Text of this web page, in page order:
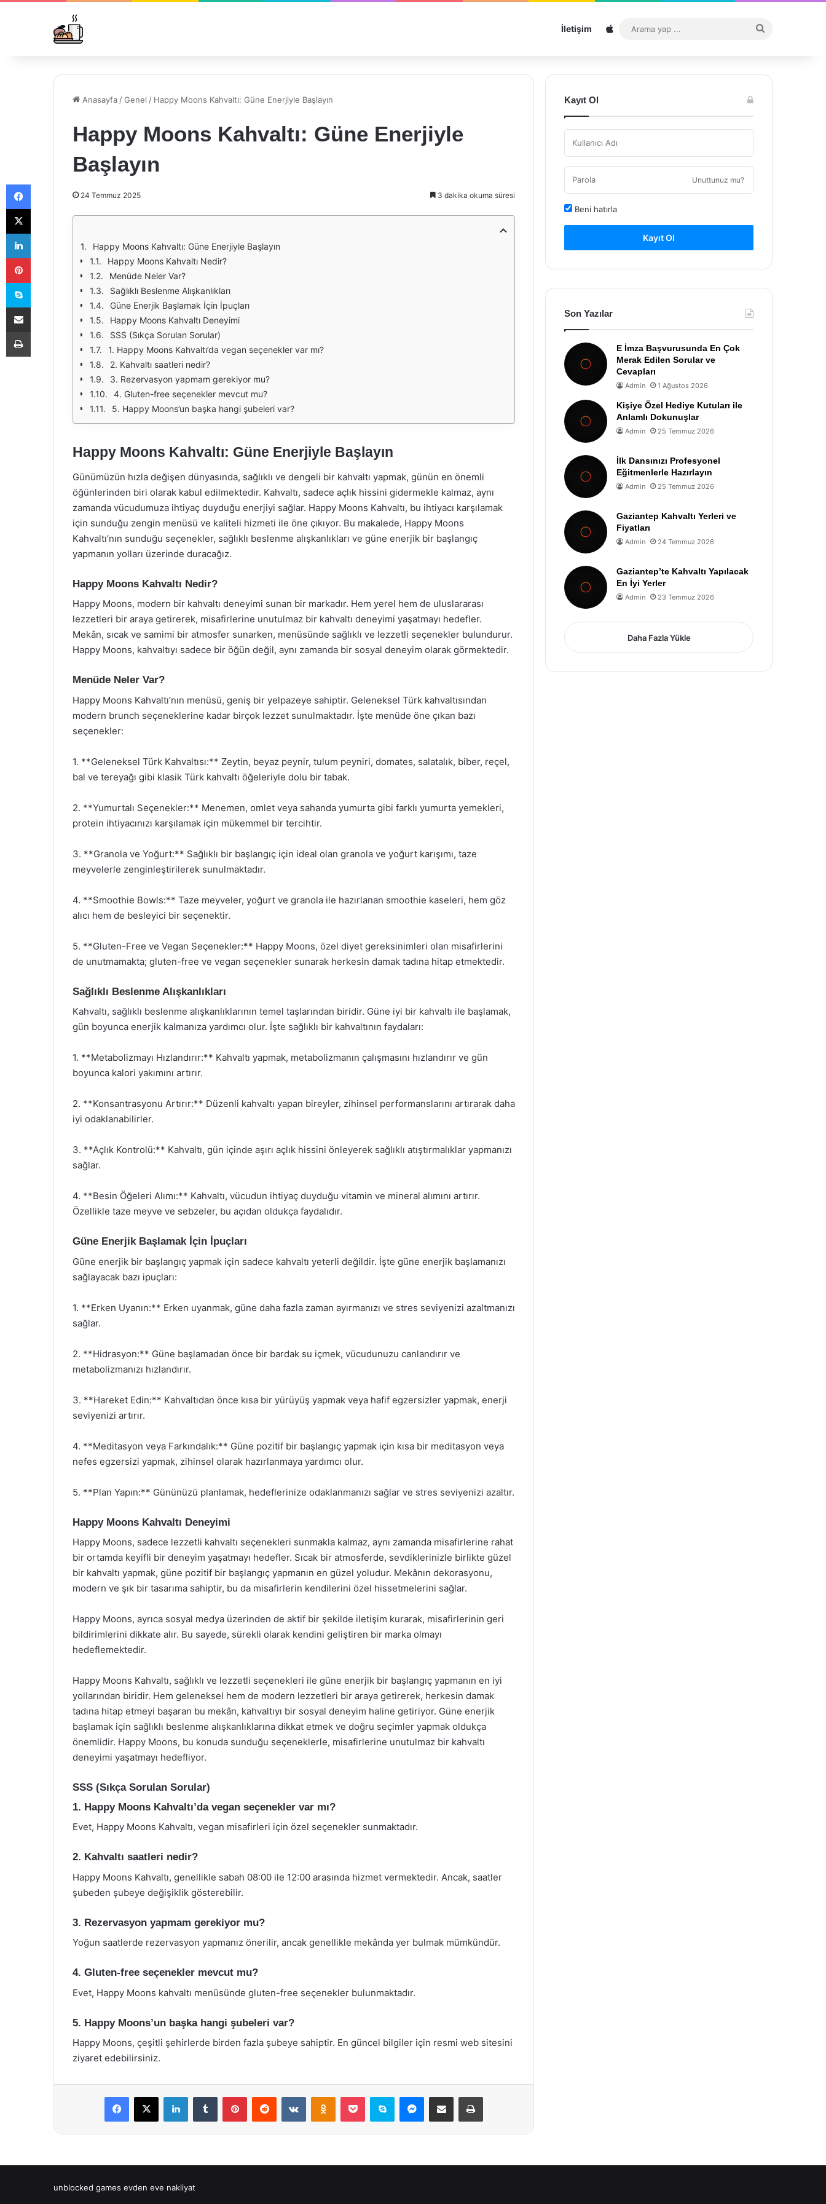
İletişim Sitemap
...
Anasayfa /Genel / Happy Moons Kahvaltı: Güne Enerjiyle Başlayın
Happy Moons Kahvaltı: Güne Enerjiyle
Başlayın
24 Temmuz 2025 3 dakika okuma süresi
Happy Moons Kahvaltı: Güne Enerjiyle Başlayın
Happy Moons Kahvaltı Nedir?
Menüde Neler Var?
Sağlıklı Beslenme Alışkanlıkları
Güne Enerjik Başlamak İçin İpuçları
Happy Moons Kahvaltı Deneyimi
SSS (Sıkça Sorulan Sorular)
1. Happy Moons Kahvaltı’da vegan seçenekler var mı?
2. Kahvaltı saatleri nedir?
3. Rezervasyon yapmam gerekiyor mu?
4. Gluten-free seçenekler mevcut mu?
5. Happy Moons’un başka hangi şubeleri var?
Happy Moons Kahvaltı: Güne Enerjiyle Başlayın
Günümüzün hızla değişen dünyasında, sağlıklı ve dengeli bir kahvaltı yapmak, günün en önemli
öğünlerinden biri olarak kabul edilmektedir. Kahvaltı, sadece açlık hissini gidermekle kalmaz, aynı
zamanda vücudumuza ihtiyaç duyduğu enerjiyi sağlar. Happy Moons Kahvaltı, bu ihtiyacı karşılamak
için sunduğu zengin menüsü ve kaliteli hizmeti ile öne çıkıyor. Bu makalede, Happy Moons
Kahvaltı’nın sunduğu seçenekler, sağlıklı beslenme alışkanlıkları ve güne enerjik bir başlangıç
yapmanın yolları üzerinde duracağız.
Happy Moons Kahvaltı Nedir?
Happy Moons, modern bir kahvaltı deneyimi sunan bir markadır. Hem yerel hem de uluslararası
lezzetleri bir araya getirerek, misafirlerine unutulmaz bir kahvaltı deneyimi yaşatmayı hedefler.
Mekân, sıcak ve samimi bir atmosfer sunarken, menüsünde sağlıklı ve lezzetli seçenekler bulundurur.
Happy Moons, kahvaltıyı sadece bir öğün değil, aynı zamanda bir sosyal deneyim olarak görmektedir.
Menüde Neler Var?
Happy Moons Kahvaltı’nın menüsü, geniş bir yelpazeye sahiptir. Geleneksel Türk kahvaltısından
modern brunch seçeneklerine kadar birçok lezzet sunulmaktadır. İşte menüde öne çıkan bazı
seçenekler:
1. **Geleneksel Türk Kahvaltısı:** Zeytin, beyaz peynir, tulum peyniri, domates, salatalık, biber, reçel,
bal ve tereyağı gibi klasik Türk kahvaltı öğeleriyle dolu bir tabak.
2. **Yumurtalı Seçenekler:** Menemen, omlet veya sahanda yumurta gibi farklı yumurta yemekleri,
protein ihtiyacınızı karşılamak için mükemmel bir tercihtir.
3. **Granola ve Yoğurt:** Sağlıklı bir başlangıç için ideal olan granola ve yoğurt karışımı, taze
meyvelerle zenginleştirilerek sunulmaktadır.
4. **Smoothie Bowls:** Taze meyveler, yoğurt ve granola ile hazırlanan smoothie kaseleri, hem göz
alıcı hem de besleyici bir seçenektir.
5. **Gluten-Free ve Vegan Seçenekler:** Happy Moons, özel diyet gereksinimleri olan misafirlerini
de unutmamakta; gluten-free ve vegan seçenekler sunarak herkesin damak tadına hitap etmektedir.
Sağlıklı Beslenme Alışkanlıkları
Kahvaltı, sağlıklı beslenme alışkanlıklarının temel taşlarından biridir. Güne iyi bir kahvaltı ile başlamak,
gün boyunca enerjik kalmanıza yardımcı olur. İşte sağlıklı bir kahvaltının faydaları:
1. **Metabolizmayı Hızlandırır:** Kahvaltı yapmak, metabolizmanın çalışmasını hızlandırır ve gün
boyunca kalori yakımını artırır.
2. **Konsantrasyonu Artırır:** Düzenli kahvaltı yapan bireyler, zihinsel performanslarını artırarak daha
iyi odaklanabilirler.
3. **Açlık Kontrolü:** Kahvaltı, gün içinde aşırı açlık hissini önleyerek sağlıklı atıştırmalıklar yapmanızı
sağlar.
4. **Besin Öğeleri Alımı:** Kahvaltı, vücudun ihtiyaç duyduğu vitamin ve mineral alımını artırır.
Özellikle taze meyve ve sebzeler, bu açıdan oldukça faydalıdır.
Güne Enerjik Başlamak İçin İpuçları
Güne enerjik bir başlangıç yapmak için sadece kahvaltı yeterli değildir. İşte güne enerjik başlamanızı
sağlayacak bazı ipuçları:
1. **Erken Uyanın:** Erken uyanmak, güne daha fazla zaman ayırmanızı ve stres seviyenizi azaltmanızı
sağlar.
2. **Hidrasyon:** Güne başlamadan önce bir bardak su içmek, vücudunuzu canlandırır ve
metabolizmanızı hızlandırır.
3. **Hareket Edin:** Kahvaltıdan önce kısa bir yürüyüş yapmak veya hafif egzersizler yapmak, enerji
seviyenizi artırır.
4. **Meditasyon veya Farkındalık:** Güne pozitif bir başlangıç yapmak için kısa bir meditasyon veya
nefes egzersizi yapmak, zihinsel olarak hazırlanmaya yardımcı olur.
5. **Plan Yapın:** Gününüzü planlamak, hedeflerinize odaklanmanızı sağlar ve stres seviyenizi azaltır.
Happy Moons Kahvaltı Deneyimi
Happy Moons, sadece lezzetli kahvaltı seçenekleri sunmakla kalmaz, aynı zamanda misafirlerine rahat
bir ortamda keyifli bir deneyim yaşatmayı hedefler. Sıcak bir atmosferde, sevdiklerinizle birlikte güzel
bir kahvaltı yapmak, güne pozitif bir başlangıç yapmanın en güzel yoludur. Mekânın dekorasyonu,
modern ve şık bir tasarıma sahiptir, bu da misafirlerin kendilerini özel hissetmelerini sağlar.
Happy Moons, ayrıca sosyal medya üzerinden de aktif bir şekilde iletişim kurarak, misafirlerinin geri
bildirimlerini dikkate alır. Bu sayede, sürekli olarak kendini geliştiren bir marka olmayı
hedeflemektedir.
Happy Moons Kahvaltı, sağlıklı ve lezzetli seçenekleri ile güne enerjik bir başlangıç yapmanın en iyi
yollarından biridir. Hem geleneksel hem de modern lezzetleri bir araya getirerek, herkesin damak
tadına hitap etmeyi başaran bu mekân, kahvaltıyı bir sosyal deneyim haline getiriyor. Güne enerjik
başlamak için sağlıklı beslenme alışkanlıklarına dikkat etmek ve doğru seçimler yapmak oldukça
önemlidir. Happy Moons, bu konuda sunduğu seçeneklerle, misafirlerine unutulmaz bir kahvaltı
deneyimi yaşatmayı hedefliyor.
SSS (Sıkça Sorulan Sorular)
1. Happy Moons Kahvaltı’da vegan seçenekler var mı?
Evet, Happy Moons Kahvaltı, vegan misafirleri için özel seçenekler sunmaktadır.
2. Kahvaltı saatleri nedir?
Happy Moons Kahvaltı, genellikle sabah 08:00 ile 12:00 arasında hizmet vermektedir. Ancak, saatler
şubeden şubeye değişiklik gösterebilir.
3. Rezervasyon yapmam gerekiyor mu?
Yoğun saatlerde rezervasyon yapmanız önerilir, ancak genellikle mekânda yer bulmak mümkündür.
4. Gluten-free seçenekler mevcut mu?
Evet, Happy Moons kahvaltı menüsünde gluten-free seçenekler bulunmaktadır.
5. Happy Moons’un başka hangi şubeleri var?
Happy Moons, çeşitli şehirlerde birden fazla şubeye sahiptir. En güncel bilgiler için resmi web sitesini
ziyaret edebilirsiniz.
Facebook
X LinkedInTumblr PinterestReddit VKontakteOdnoklassniki
Pocket Skype Messenger
E-Posta ile paylaş Yazdır
Kayıt Ol
Unuttunuz mu?
Beni hatırla
Kayıt Ol
Son Yazılar
E İmza Başvurusunda En Çok
Merak Edilen Sorular ve
Cevapları
Admin 1 Ağustos 2026
Kişiye Özel Hediye Kutuları ile
Anlamlı Dokunuşlar
Admin 25 Temmuz 2026
İlk Dansınızı Profesyonel
Eğitmenlerle Hazırlayın
Admin 25 Temmuz 2026
Gaziantep Kahvaltı Yerleri ve
Fiyatları
Admin 24 Temmuz 2026
Gaziantep’te Kahvaltı Yapılacak
En İyi Yerler
Admin 23 Temmuz 2026
Daha Fazla Yükle
unblocked games evden eve nakliyat
Facebook
X
LinkedIn
Pinterest
Skype
E-Posta ile paylaş